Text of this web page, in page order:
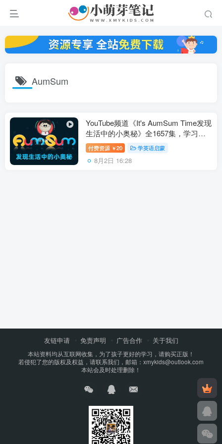
AumSum
YouTube频道《It's AumSum Time发现
生活中的小奥秘》全1657集，学习数
学科学地理生物化学！1080P高清视频
带英文字幕，百度云网盘下载！
付费资源 ￥20 学英语启蒙
8月2日 16:28
友链申请 免责声明 广告合作 关于我们
本站资料均从互联网收集，为了孩子更好的学习，请购买正版！
若侵犯了您的版权及权益，请联系我们，邮箱：xmykids@outlook.com
本站会及时处理删除！